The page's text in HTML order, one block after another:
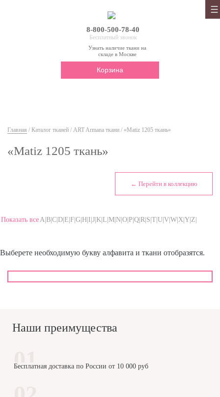
8-800-500-78-40
Бесплатный звонок
Узнать наличие ткани на
складе в Москве
Корзина
Главная / Каталог тканей / ART Armana ткани / «Matiz 1205 ткань»
«Matiz 1205 ткань»
← Перейти в коллекцию
Показать всеA|B|C|D|E|F|G|H|I|J|K|L|M|N|O|P|Q|R|S|T|U|V|W|X|Y|Z|
Выберете необходимую букву алфавита и ткани отобразятся.
Наши преимущества
Бесплатная доставка по России от 10 000 руб